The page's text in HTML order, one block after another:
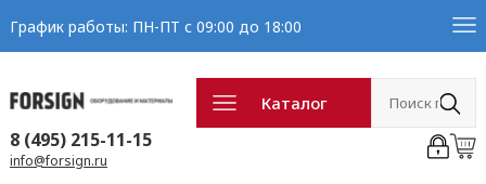
График работы: ПН-ПТ с 09:00 до 18:00
Каталог
8 (495) 215-11-15
info@forsign.ru